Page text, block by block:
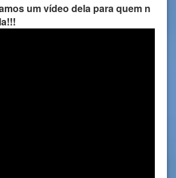
um vídeo dela para quem n